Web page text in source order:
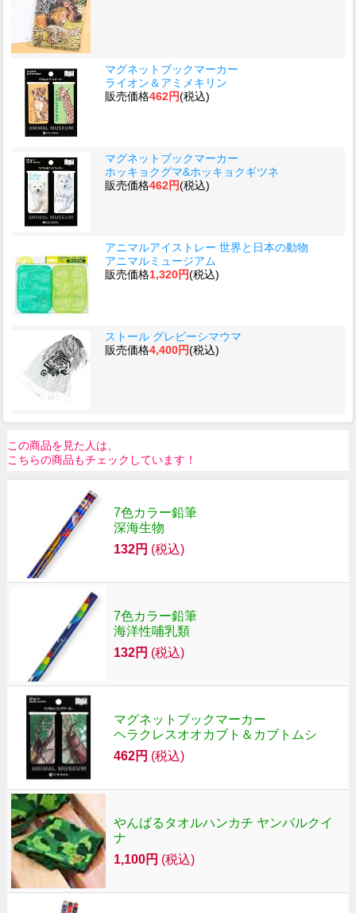
マグネットブックマーカー
ライオン＆アミメキリン
販売価格462円(税込)
マグネットブックマーカー
ホッキョクグマ&ホッキョクギツネ
販売価格462円(税込)
アニマルアイストレー 世界と日本の動物
アニマルミュージアム
販売価格1,320円(税込)
ストール グレビーシマウマ
販売価格4,400円(税込)
この商品を見た人は、
こちらの商品もチェックしています！
7色カラー鉛筆
深海生物
132円 (税込)
7色カラー鉛筆
海洋性哺乳類
132円 (税込)
マグネットブックマーカー
ヘラクレスオオカブト＆カブトムシ
462円 (税込)
やんばるタオルハンカチ ヤンバルクイ
ナ
1,100円 (税込)